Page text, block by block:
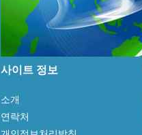
사이트 정보
소개
연락처